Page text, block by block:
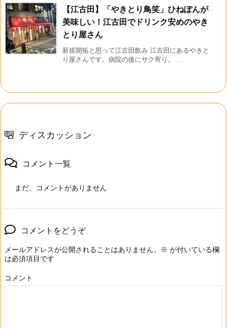
【江古田】「やきとり鳥笑」ひねぽんが
美味しい！江古田でドリンク安めのやき
とり屋さん
新規開拓と思って江古田飲み 江古田にあるやきと
り屋さんです。病院の後にサク寄り。 ...
ディスカッション
コメント一覧
まだ、コメントがありません
コメントをどうぞ
メールアドレスが公開されることはありません。 ※ が付いている欄
は必須項目です
コメント